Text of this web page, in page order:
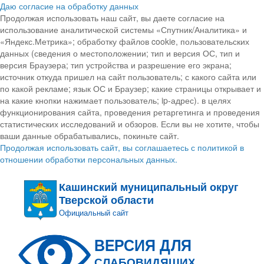
Даю согласие на обработку данных
Продолжая использовать наш сайт, вы даете согласие на
использование аналитической системы «Спутник/Аналитика» и
«Яндекс.Метрика»; обработку файлов cookie, пользовательских
данных (сведения о местоположении; тип и версия ОС, тип и
версия Браузера; тип устройства и разрешение его экрана;
источник откуда пришел на сайт пользователь; с какого сайта или
по какой рекламе; язык ОС и Браузер; какие страницы открывает и
на какие кнопки нажимает пользователь; ip-адрес). в целях
функционирования сайта, проведения ретаргетинга и проведения
статистических исследований и обзоров. Если вы не хотите, чтобы
ваши данные обрабатывались, покиньте сайт.
Продолжая использовать сайт, вы соглашаетесь с политикой в
отношении обработки персональных данных.